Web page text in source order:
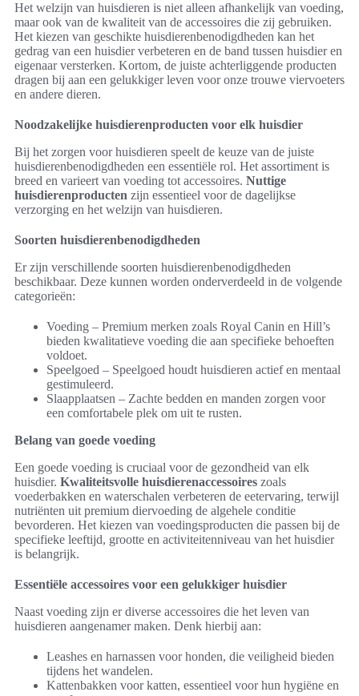
Het welzijn van huisdieren is niet alleen afhankelijk van voeding,
maar ook van de kwaliteit van de accessoires die zij gebruiken.
Het kiezen van geschikte huisdierenbenodigdheden kan het
gedrag van een huisdier verbeteren en de band tussen huisdier en
eigenaar versterken. Kortom, de juiste achterliggende producten
dragen bij aan een gelukkiger leven voor onze trouwe viervoeters
en andere dieren.
Noodzakelijke huisdierenproducten voor elk huisdier
Bij het zorgen voor huisdieren speelt de keuze van de juiste
huisdierenbenodigdheden een essentiële rol. Het assortiment is
breed en varieert van voeding tot accessoires. Nuttige
huisdierenproducten zijn essentieel voor de dagelijkse
verzorging en het welzijn van huisdieren.
Soorten huisdierenbenodigdheden
Er zijn verschillende soorten huisdierenbenodigdheden
beschikbaar. Deze kunnen worden onderverdeeld in de volgende
categorieën:
Voeding – Premium merken zoals Royal Canin en Hill’s
bieden kwalitatieve voeding die aan specifieke behoeften
voldoet.
Speelgoed – Speelgoed houdt huisdieren actief en mentaal
gestimuleerd.
Slaapplaatsen – Zachte bedden en manden zorgen voor
een comfortabele plek om uit te rusten.
Belang van goede voeding
Een goede voeding is cruciaal voor de gezondheid van elk
huisdier. Kwaliteitsvolle huisdierenaccessoires zoals
voederbakken en waterschalen verbeteren de eetervaring, terwijl
nutriënten uit premium diervoeding de algehele conditie
bevorderen. Het kiezen van voedingsproducten die passen bij de
specifieke leeftijd, grootte en activiteitenniveau van het huisdier
is belangrijk.
Essentiële accessoires voor een gelukkiger huisdier
Naast voeding zijn er diverse accessoires die het leven van
huisdieren aangenamer maken. Denk hierbij aan:
Leashes en harnassen voor honden, die veiligheid bieden
tijdens het wandelen.
Kattenbakken voor katten, essentieel voor hun hygiëne en